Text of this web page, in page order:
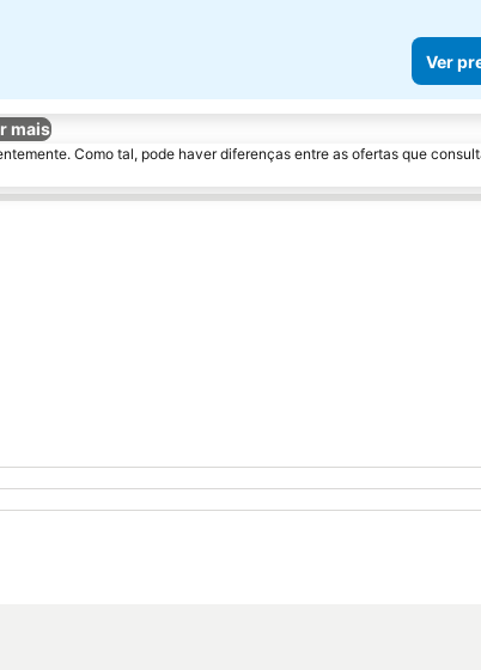
Ver
mais
Como tal, pode haver diferenças entre as ofertas que